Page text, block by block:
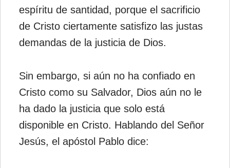
espíritu de santidad, porque el sacrificio
de Cristo ciertamente satisfizo las justas
demandas de la justicia de Dios.
Sin embargo, si aún no ha confiado en
Cristo como su Salvador, Dios aún no le
ha dado la justicia que solo está
disponible en Cristo. Hablando del Señor
Jesús, el apóstol Pablo dice: